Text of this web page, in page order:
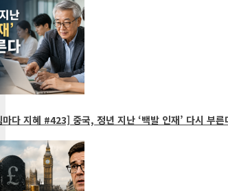
다 지혜 #423] 중국, 정년 지난 ‘백발 인재’ 다시 부른다